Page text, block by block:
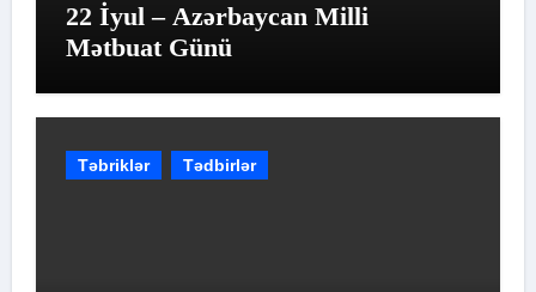
22 İyul – Azərbaycan Milli
Mətbuat Günü
Təbriklər Tədbirlər